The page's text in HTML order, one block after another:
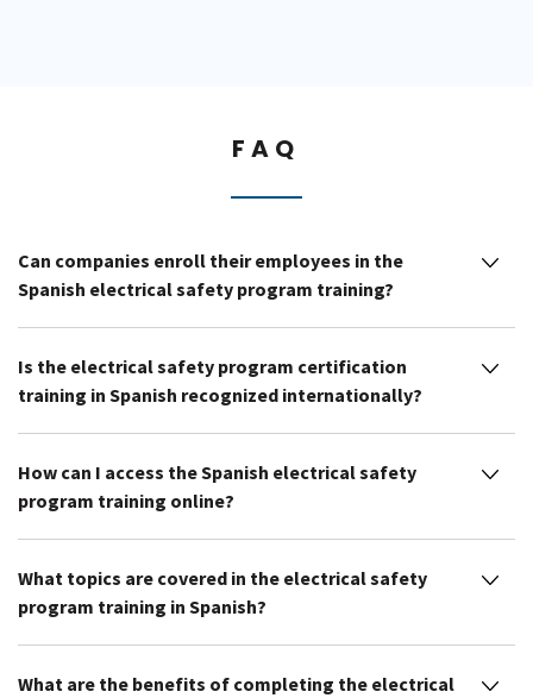
FAQ
Can companies enroll their employees in the
Spanish electrical safety program training?
Is the electrical safety program certification
training in Spanish recognized internationally?
How can I access the Spanish electrical safety
program training online?
What topics are covered in the electrical safety
program training in Spanish?
What are the benefits of completing the electrical